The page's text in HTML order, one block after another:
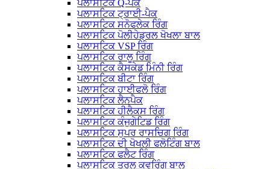
ਪਲਾਸਟਿਕ Q-ਪੈਕ
ਪਲਾਸਟਿਕ ਟ੍ਰਾਈ-ਪੈਕ
ਪਲਾਸਟਿਕ ਸਨੋਫਲੇਕ ਰਿੰਗ
ਪਲਾਸਟਿਕ ਪੋਲੀਹੇਡ੍ਰਲ ਖੋਖਲਾ ਬਾਲ
ਪਲਾਸਟਿਕ VSP ਰਿੰਗ
ਪਲਾਸਟਿਕ ਰਾਲੂ ਰਿੰਗ
ਪਲਾਸਟਿਕ ਕੈਸਕੇਡ ਮਿੰਨੀ ਰਿੰਗ
ਪਲਾਸਟਿਕ ਬੀਟਾ ਰਿੰਗ
ਪਲਾਸਟਿਕ ਹਾਈਫਲੋ ਰਿੰਗ
ਪਲਾਸਟਿਕ ਲੈਨਪੈਕ
ਪਲਾਸਟਿਕ ਹੀਲੈਕਸ ਰਿੰਗ
ਪਲਾਸਟਿਕ ਕੰਜੁਗੇਟਿਡ ਰਿੰਗ
ਪਲਾਸਟਿਕ ਸੁਪਰ ਰਾਸਚਿਗ ਰਿੰਗ
ਪਲਾਸਟਿਕ ਦੀ ਖੋਖਲੀ ਫਲੋਟਿੰਗ ਬਾਲ
ਪਲਾਸਟਿਕ ਫਲੈਟ ਰਿੰਗ
ਪਲਾਸਟਿਕ ਤਰਲ ਕਵਰਿੰਗ ਬਾਲ